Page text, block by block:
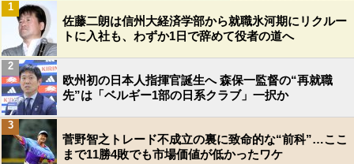
佐藤二朗は信州大経済学部から就職氷河期にリクルー
トに入社も、わずか1日で辞めて役者の道へ
1
欧州初の日本人指揮官誕生へ 森保一監督の“再就職
先”は「ベルギー1部の日系クラブ」一択か
2
菅野智之トレード不成立の裏に致命的な“前科”…ここ
まで11勝4敗でも市場価値が低かったワケ
3